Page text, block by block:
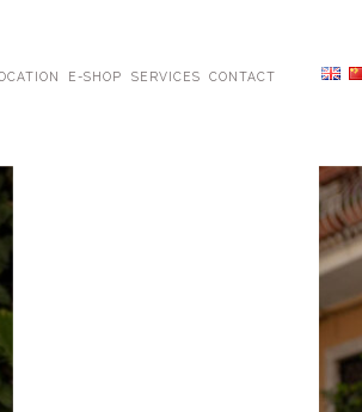
E-SHOP SERVICES CONTACT